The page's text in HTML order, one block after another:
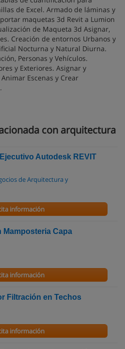
de Excel. Armado de láminas y
maquetas 3d Revit a Lumion
de Maqueta 3d Asignar,
Creación de entornos Urbanos y
Nocturna y Natural Diurna.
Personas y Vehículos.
y Exteriores. Asignar y
Escenas y Crear
con arquitectura
Autodesk REVIT
de Arquitectura y
información
Mamposteria Capa
información
Filtración en Techos
información